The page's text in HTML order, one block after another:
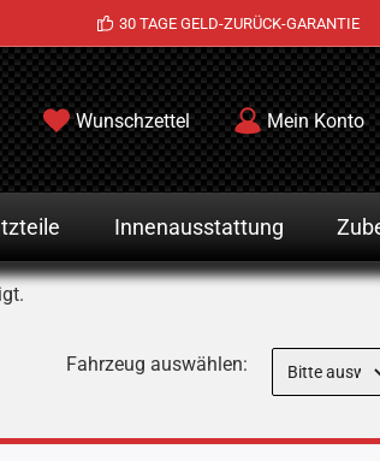
30 TAGE GELD-ZURÜCK-GARANTIE
Wunschzettel Mein Konto
Innenausstattung
Fahrzeug auswählen: